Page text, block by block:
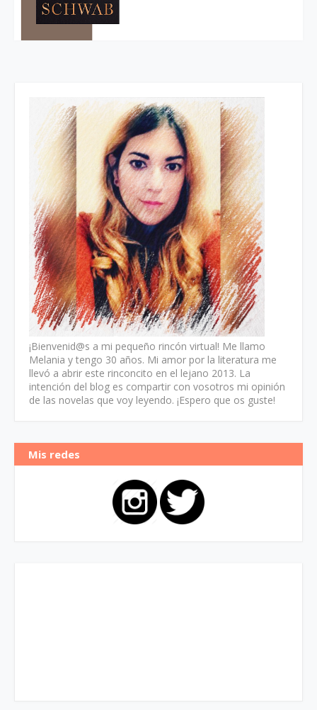
¡Bienvenid@s a mi pequeño rincón virtual! Me llamo
Melania y tengo 30 años. Mi amor por la literatura me
llevó a abrir este rinconcito en el lejano 2013. La
intención del blog es compartir con vosotros mi opinión
de las novelas que voy leyendo. ¡Espero que os guste!
Mis redes